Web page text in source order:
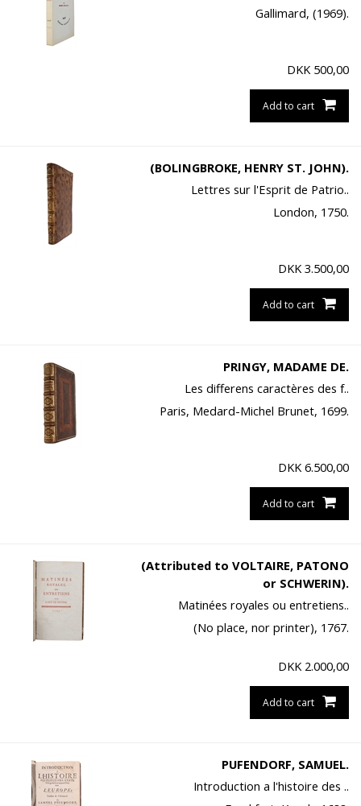
Gallimard, (1969).
DKK 500,00
Add to cart
(BOLINGBROKE, HENRY ST. JOHN).
Lettres sur l'Esprit de Patrio..
London, 1750.
DKK 3.500,00
Add to cart
PRINGY, MADAME DE.
Les differens caractères des f..
Paris, Medard-Michel Brunet, 1699.
DKK 6.500,00
Add to cart
(Attributed to VOLTAIRE, PATONO
or SCHWERIN).
Matinées royales ou entretiens..
(No place, nor printer), 1767.
DKK 2.000,00
Add to cart
PUFENDORF, SAMUEL.
Introduction a l'histoire des ..